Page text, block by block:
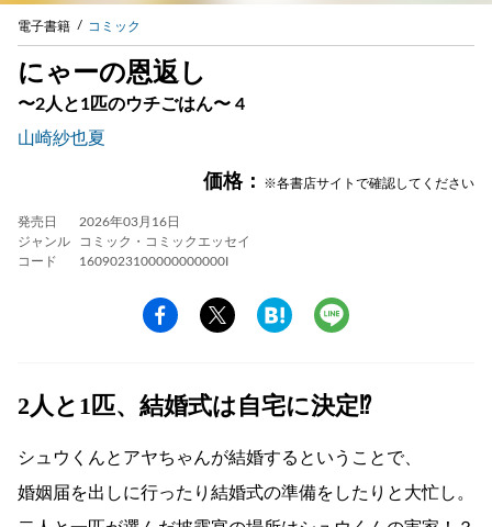
電子書籍 コミック
にゃーの恩返し
〜2人と1匹のウチごはん〜 4
山崎紗也夏
価格： ※各書店サイトで確認してください
発売日
2026年03月16日
ジャンル
コミック・コミックエッセイ
コード
1609023100000000000I
2人と1匹、結婚式は自宅に決定⁉
シュウくんとアヤちゃんが結婚するということで、
婚姻届を出しに行ったり結婚式の準備をしたりと大忙し。